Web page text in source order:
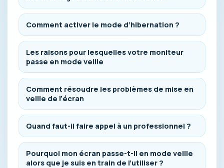
Comment activer le mode d’hibernation ?
Les raisons pour lesquelles votre moniteur
passe en mode veille
Comment résoudre les problèmes de mise en
veille de l’écran
Quand faut-il faire appel à un professionnel ?
Pourquoi mon écran passe-t-il en mode veille
alors que je suis en train de l’utiliser ?